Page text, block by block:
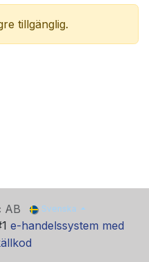
tillgänglig.
AB Svenska
e-handelssystem med